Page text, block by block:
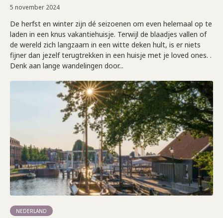
5 november 2024
De herfst en winter zijn dé seizoenen om even helemaal op te
laden in een knus vakantiehuisje. Terwijl de blaadjes vallen of
de wereld zich langzaam in een witte deken hult, is er niets
fijner dan jezelf terugtrekken in een huisje met je loved ones. .
Denk aan lange wandelingen door...
NEDERLAND